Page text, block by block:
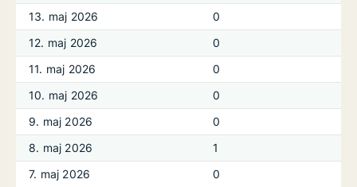
13. maj 2026
0
12. maj 2026
0
11. maj 2026
0
10. maj 2026
0
9. maj 2026
0
8. maj 2026
1
7. maj 2026
0